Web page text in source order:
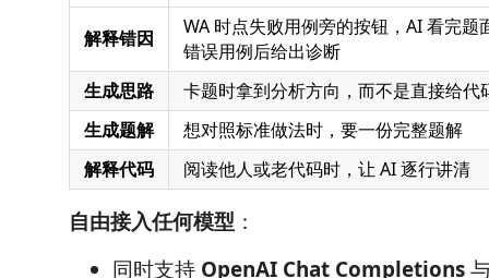
解释错因
WA 时点失败用例旁的按钮，AI 看完题
错误用例后给出诊断
生成思路
卡题时拿到分析方向，而不是直接给代
生成题解
想对照标准做法时，要一份完整题解
解释代码
阅读他人或老代码时，让 AI 逐行讲清
自由接入任何模型 ：
同时支持 OpenAI Chat Completions